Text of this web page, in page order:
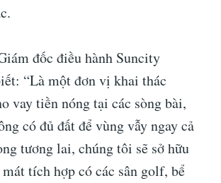
đốc điều hành Suncity
“Là một đơn vị khai thác
vay tiền nóng tại các sòng bài,
có đủ đất để vùng vẫy ngay cả
tương lai, chúng tôi sẽ sở hữu
tích hợp có các sân golf, bể